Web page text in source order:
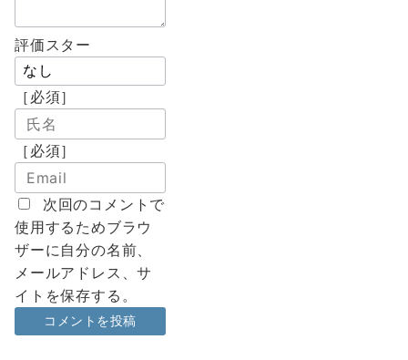
評価スター
［必須］
［必須］
次回のコメントで
使用するためブラウ
ザーに自分の名前、
メールアドレス、サ
イトを保存する。